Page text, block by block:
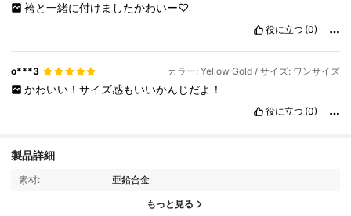
袴と一緒に付けましたかわいー♡
役に立つ (0)
o***3 カラー: Yellow Gold / サイズ: ワンサイズ
かわいい！サイズ感もいいかんじだよ！
役に立つ (0)
製品詳細
素材: 亜鉛合金
もっと見る
6.8K フォロワー